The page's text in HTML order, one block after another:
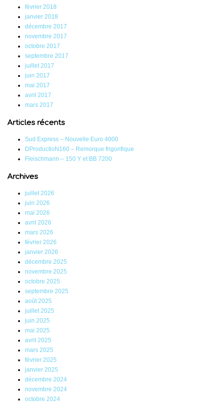
février 2018
janvier 2018
décembre 2017
novembre 2017
octobre 2017
septembre 2017
juillet 2017
juin 2017
mai 2017
avril 2017
mars 2017
Articles récents
Sud Express – Nouvelle Euro 4000
DProductioN160 – Remorque frigorifique
Fleischmann – 150 Y et BB 7200
Archives
juillet 2026
juin 2026
mai 2026
avril 2026
mars 2026
février 2026
janvier 2026
décembre 2025
novembre 2025
octobre 2025
septembre 2025
août 2025
juillet 2025
juin 2025
mai 2025
avril 2025
mars 2025
février 2025
janvier 2025
décembre 2024
novembre 2024
octobre 2024